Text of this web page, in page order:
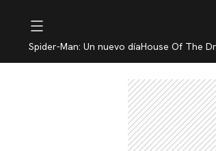
Spider-Man: Un nuevo díaHouse Of The